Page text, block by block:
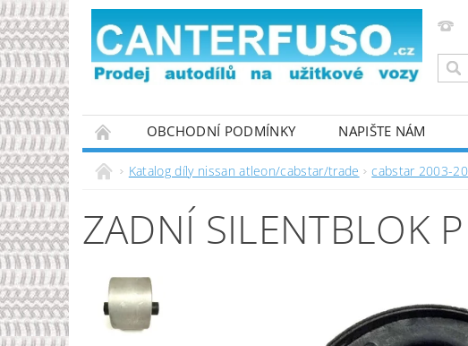
OBCHODNÍ PODMÍNKY NAPIŠTE NÁM
PODMÍNKY OCHRANY OSOBNÍCH ÚDAJŮ
Katalog díly nissan atleon/cabstar/trade cabstar 2003-
ZADNÍ SILENTBLOK